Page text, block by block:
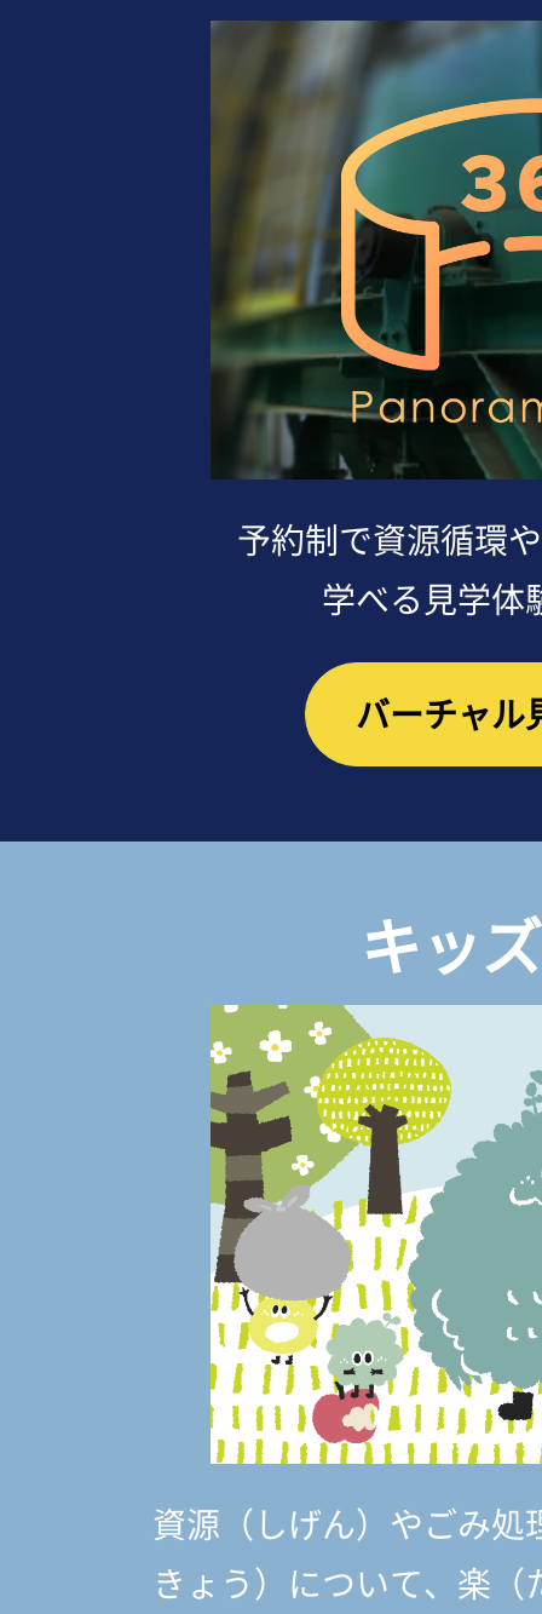
予約制で資源循環
学べる見学体
バーチャル
キッ
資源（しげん）やごみ
きょう） について、楽（